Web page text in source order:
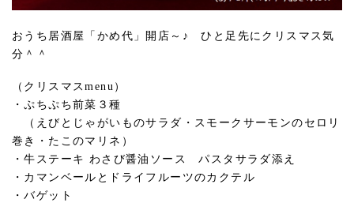
おうち居酒屋「かめ代」開店～♪ ひと足先にクリスマス気
分＾＾
（クリスマスmenu）
・ぷちぷち前菜３種
（えびとじゃがいものサラダ・スモークサーモンのセロリ
巻き・たこのマリネ）
・牛ステーキ わさび醤油ソース パスタサラダ添え
・カマンベールとドライフルーツのカクテル
・バゲット